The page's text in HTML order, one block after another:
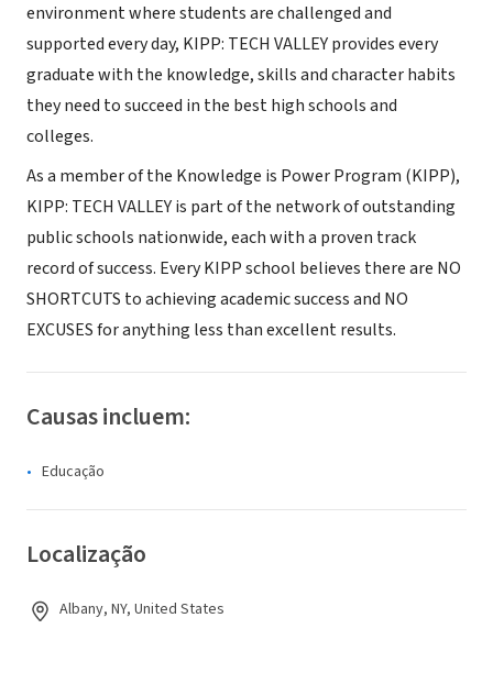
environment where students are challenged and
supported every day, KIPP: TECH VALLEY provides every
graduate with the knowledge, skills and character habits
they need to succeed in the best high schools and
colleges.
As a member of the Knowledge is Power Program (KIPP),
KIPP: TECH VALLEY is part of the network of outstanding
public schools nationwide, each with a proven track
record of success. Every KIPP school believes there are NO
SHORTCUTS to achieving academic success and NO
EXCUSES for anything less than excellent results.
Causas incluem:
Educação
Localização
Albany, NY, United States